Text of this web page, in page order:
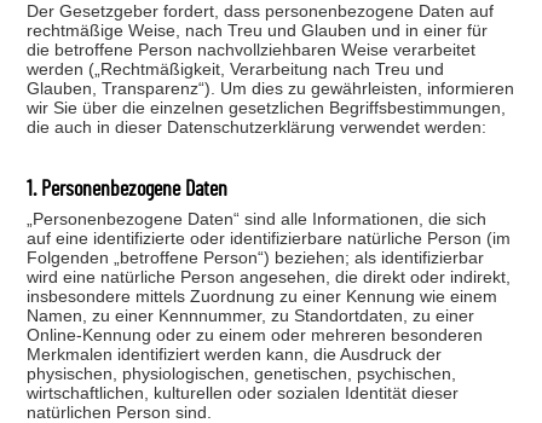
Der Gesetzgeber fordert, dass personenbezogene Daten auf
rechtmäßige Weise, nach Treu und Glauben und in einer für
die betroffene Person nachvollziehbaren Weise verarbeitet
werden („Rechtmäßigkeit, Verarbeitung nach Treu und
Glauben, Transparenz“). Um dies zu gewährleisten, informieren
wir Sie über die einzelnen gesetzlichen Begriffsbestimmungen,
die auch in dieser Datenschutzerklärung verwendet werden:
1. Personenbezogene Daten
„Personenbezogene Daten“ sind alle Informationen, die sich
auf eine identifizierte oder identifizierbare natürliche Person (im
Folgenden „betroffene Person“) beziehen; als identifizierbar
wird eine natürliche Person angesehen, die direkt oder indirekt,
insbesondere mittels Zuordnung zu einer Kennung wie einem
Namen, zu einer Kennnummer, zu Standortdaten, zu einer
Online-Kennung oder zu einem oder mehreren besonderen
Merkmalen identifiziert werden kann, die Ausdruck der
physischen, physiologischen, genetischen, psychischen,
wirtschaftlichen, kulturellen oder sozialen Identität dieser
natürlichen Person sind.